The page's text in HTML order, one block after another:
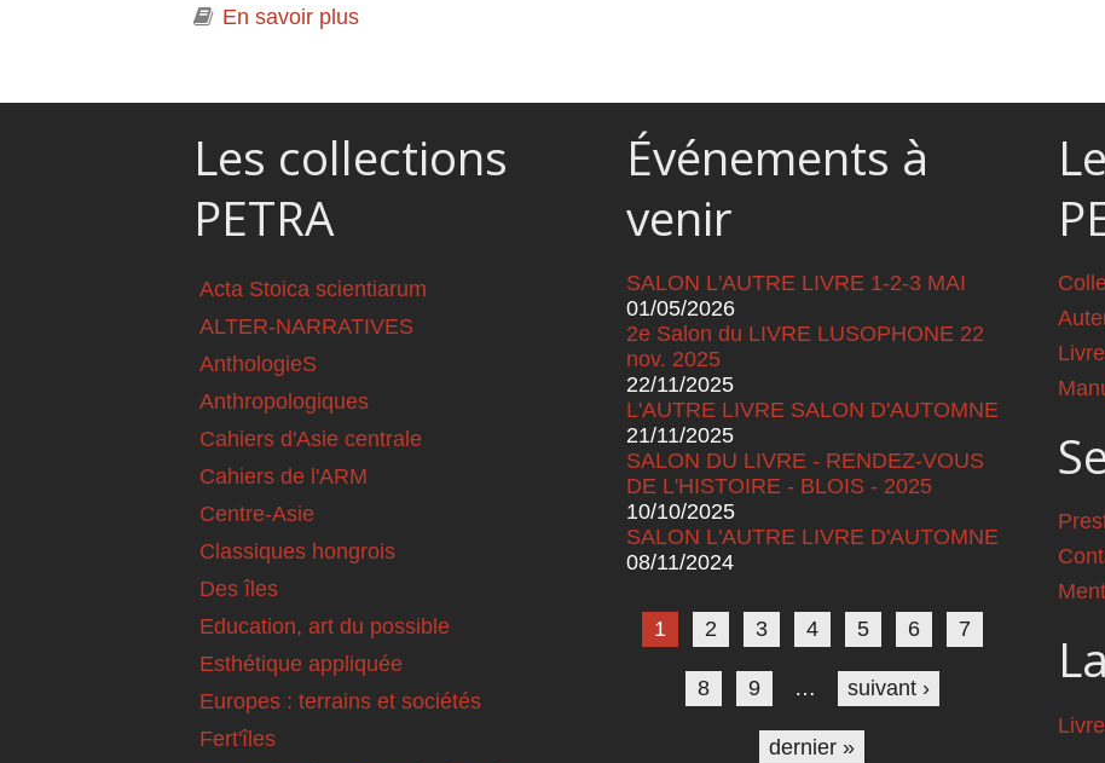
En savoir plus
Les collections
PETRA
Acta Stoica scientiarum
ALTER-NARRATIVES
AnthologieS
Anthropologiques
Cahiers d'Asie centrale
Cahiers de l'ARM
Centre-Asie
Classiques hongrois
Des îles
Education, art du possible
Esthétique appliquée
Europes : terrains et sociétés
Fert'îles
Événements à
venir
SALON L'AUTRE LIVRE 1-2-3 MAI
01/05/2026
2e Salon du LIVRE LUSOPHONE 22
nov. 2025
22/11/2025
L'AUTRE LIVRE SALON D'AUTOMNE
21/11/2025
SALON DU LIVRE - RENDEZ-VOUS
DE L'HISTOIRE - BLOIS - 2025
10/10/2025
SALON L'AUTRE LIVRE D'AUTOMNE
08/11/2024
Pages
1 2 3 4 5 6 7
8 9 … suivant ›
dernier »